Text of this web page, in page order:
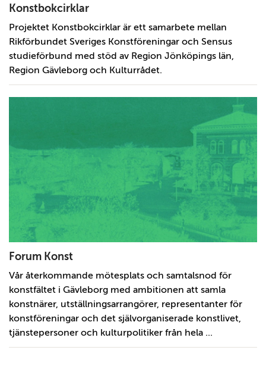
Konstbokcirklar
Projektet Konstbokcirklar är ett samarbete mellan
Rikförbundet Sveriges Konstföreningar och Sensus
studieförbund med stöd av Region Jönköpings län,
Region Gävleborg och Kulturrådet.
Forum Konst
Vår återkommande mötesplats och samtalsnod för
konstfältet i Gävleborg med ambitionen att samla
konstnärer, utställningsarrangörer, representanter för
konstföreningar och det självorganiserade konstlivet,
tjänstepersoner och kulturpolitiker från hela ...